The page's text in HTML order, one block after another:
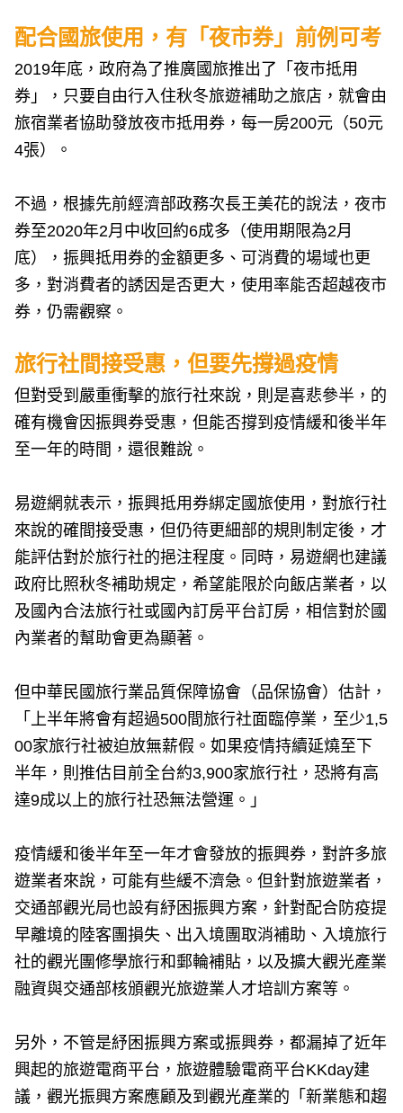
配合國旅使用，有「夜市券」前例可考
2019年底，政府為了推廣國旅推出了「夜市抵用
券」，只要自由行入住秋冬旅遊補助之旅店，就會由
旅宿業者協助發放夜市抵用券，每一房200元（50元
4張）。
不過，根據先前經濟部政務次長王美花的說法，夜市
券至2020年2月中收回約6成多（使用期限為2月
底），振興抵用券的金額更多、可消費的場域也更
多，對消費者的誘因是否更大，使用率能否超越夜市
券，仍需觀察。
旅行社間接受惠，但要先撐過疫情
但對受到嚴重衝擊的旅行社來說，則是喜悲參半，的
確有機會因振興券受惠，但能否撐到疫情緩和後半年
至一年的時間，還很難說。
易遊網就表示，振興抵用券綁定國旅使用，對旅行社
來說的確間接受惠，但仍待更細部的規則制定後，才
能評估對於旅行社的挹注程度。同時，易遊網也建議
政府比照秋冬補助規定，希望能限於向飯店業者，以
及國內合法旅行社或國內訂房平台訂房，相信對於國
內業者的幫助會更為顯著。
但中華民國旅行業品質保障協會（品保協會）估計，
「上半年將會有超過500間旅行社面臨停業，至少1,5
00家旅行社被迫放無薪假。如果疫情持續延燒至下
半年，則推估目前全台約3,900家旅行社，恐將有高
達9成以上的旅行社恐無法營運。」
疫情緩和後半年至一年才會發放的振興券，對許多旅
遊業者來說，可能有些緩不濟急。但針對旅遊業者，
交通部觀光局也設有紓困振興方案，針對配合防疫提
早離境的陸客團損失、出入境團取消補助、入境旅行
社的觀光團修學旅行和郵輪補貼，以及擴大觀光產業
融資與交通部核頒觀光旅遊業人才培訓方案等。
另外，不管是紓困振興方案或振興券，都漏掉了近年
興起的旅遊電商平台，旅遊體驗電商平台KKday建
議，觀光振興方案應顧及到觀光產業的「新業態和趨